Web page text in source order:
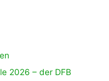
2026 – der DFB